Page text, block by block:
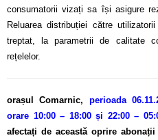
consumatorii vizați sa își asigure
Reluarea distribuției către
treptat, la parametrii de calitate
rețelelor.
orașul Comarnic, perioada
orare 10:00 – 18:00 și 22:00 –
afectați de această oprire